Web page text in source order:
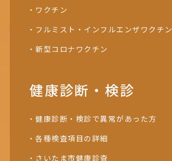
ワクチン
フルミスト・インフルエンザワクチン
新型コロナワクチン
健康診断・検診
健康診断・検診で異常があった方
各種検査項目の詳細
さいたま市健康診査